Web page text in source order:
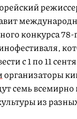
конкурса 78-
с 1 по 11
организаторы
семь всемирно
из